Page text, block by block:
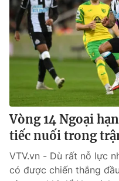
Vòng 14 Ngoại
tiếc nuối trong
VTV.vn - Dù rất nỗ lực
có được chiến thắng